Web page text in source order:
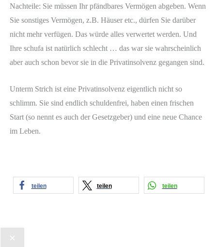
Nachteile: Sie müssen Ihr pfändbares Vermögen abgeben. Wenn
Sie sonstiges Vermögen, z.B. Häuser etc., dürfen Sie darüber
nicht mehr verfügen. Das würde alles verwertet werden. Und
Ihre schufa ist natürlich schlecht … das war sie wahrscheinlich
aber auch schon bevor sie in die Privatinsolvenz gegangen sind.
Unterm Strich ist eine Privatinsolvenz eigentlich nicht so
schlimm. Sie sind endlich schuldenfrei, haben einen frischen
Start (so nennt es auch der Gesetzgeber) und eine neue Chance
im Leben.
teilen teilen teilen